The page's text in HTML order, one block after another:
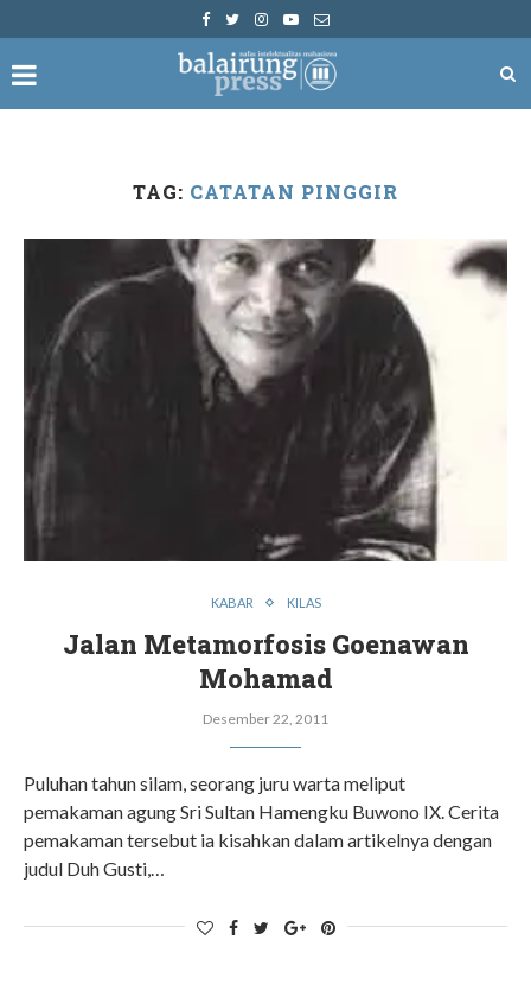
TAG: CATATAN PINGGIR
KABAR KILAS
Jalan Metamorfosis Goenawan
Mohamad
Desember 22, 2011
Puluhan tahun silam, seorang juru warta meliput
pemakaman agung Sri Sultan Hamengku Buwono IX. Cerita
pemakaman tersebut ia kisahkan dalam artikelnya dengan
judul Duh Gusti,…